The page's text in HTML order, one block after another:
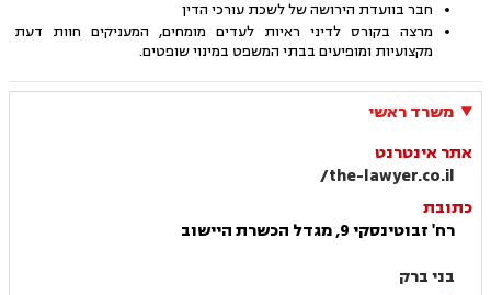
חבר בוועדת הירושה של לשכת עורכי הדין
מרצה בקורס לדיני ראיות לעדים מומחים, המעניקים חוות דעת
מקצועיות ומופיעים בבתי המשפט במינוי שופטים.
משרד ראשי
אתר אינטרנט
the-lawyer.co.il/
כתובת
רח' זבוטינסקי 9, מגדל הכשרת היישוב
בני ברק